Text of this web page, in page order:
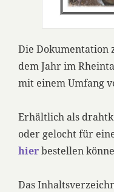
Die Dokumentation
dem Jahr im
mit einem Umfang
Erhältlich als
oder gelocht für
hierbestellen
Das